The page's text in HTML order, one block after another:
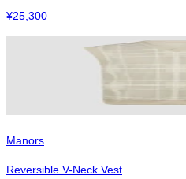
¥25,300
Manors
Reversible V-Neck Vest